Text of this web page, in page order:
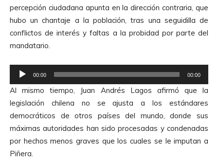
percepción ciudadana apunta en la dirección contraria, que
hubo un chantaje a la población, tras una seguidilla de
conflictos de interés y faltas a la probidad por parte del
mandatario.
e
p
r
o
d
u
c
00:00 00:00
Al mismo tiempo, Juan Andrés Lagos afirmó que la
legislación chilena no se ajusta a los estándares
democráticos de otros países del mundo, donde sus
máximas autoridades han sido procesadas y condenadas
por hechos menos graves que los cuales se le imputan a
Piñera.